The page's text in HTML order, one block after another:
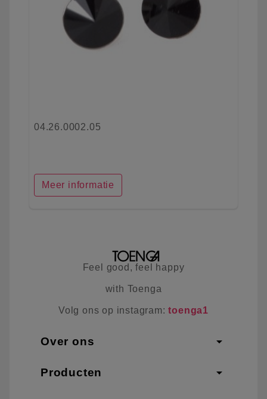
04.26.0002.05
Meer informatie
Feel good, feel happy
with Toenga
Volg ons op instagram:toenga1
Over ons arrow_drop_down
Producten arrow_drop_down